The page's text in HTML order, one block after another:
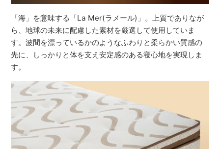
「海」を意味する「La Mer(ラメール)」。上質でありなが
ら、地球の未来に配慮した素材を厳選して使用していま
す。波間を漂っているかのようなふわりと柔らかい質感の
先に、しっかりと体を支え安定感のある寝心地を実現しま
す。